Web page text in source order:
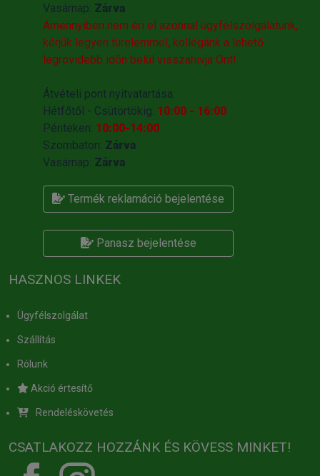
Vasárnap: Zárva
Amennyiben nem éri el azonnal ügyfélszolgálatunk,
kérjük legyen türelemmel, kollégánk a lehető
legrövidebb időn belül visszahivja Önt!
Átvételi pont nyitvatartása:
Hétfőtől - Csütörtökig: 10:00 - 16:00
Pénteken: 10:00-14:00
Szombaton: Zárva
Vasárnap: Zárva
Termék reklamáció bejelentése
Panasz bejelentése
HASZNOS LINKEK
Ügyfélszolgálat
Szállítás
Rólunk
Akció értesítő
Rendeléskövetés
CSATLAKOZZ HOZZÁNK ÉS KÖVESS MINKET!